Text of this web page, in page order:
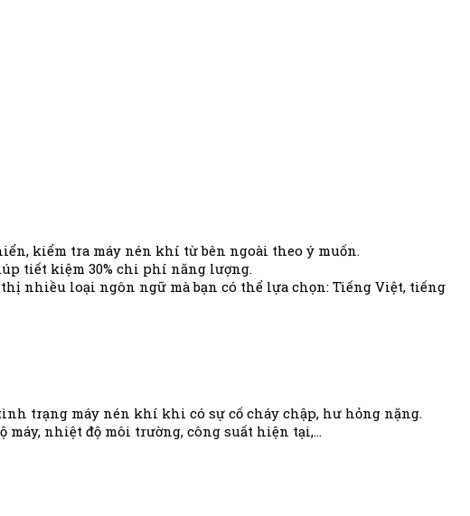
kiểm tra máy nén khí từ bên ngoài theo ý muốn.
tiết kiệm 30% chi phí năng lượng.
nhiều loại ngôn ngữ mà bạn có thể lựa chọn: Tiếng Việt, tiếng
trạng máy nén khí khi có sự cố cháy chập, hư hỏng nặng.
nhiệt độ môi trường, công suất hiện tại,…